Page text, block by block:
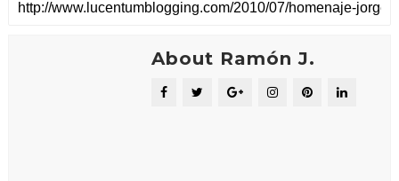
About Ramón J.